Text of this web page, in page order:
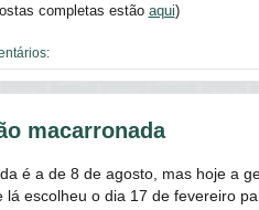
completas estão aqui)
macarronada
é a de 8 de agosto, mas hoje a
escolheu o dia 17 de fevereiro